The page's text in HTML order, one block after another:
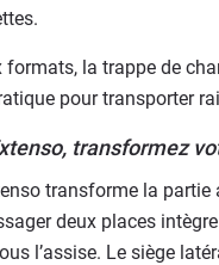
formats, la trappe de
pour transporter
transformez
transforme la
deux places
l’assise. Le siège